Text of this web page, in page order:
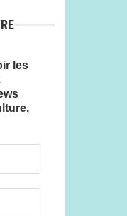
les